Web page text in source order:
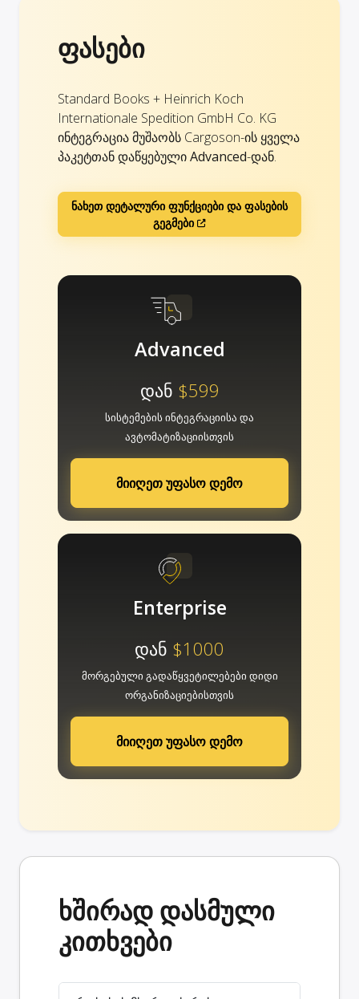
ფასები
Standard Books + Heinrich Koch
Internationale Spedition GmbH Co. KG
ინტეგრაცია მუშაობს Cargoson-ის ყველა
პაკეტთან დაწყებულიAdvanced-დან.
ნახეთ დეტალური ფუნქციები და ფასების
გეგმები
Advanced
დან $599
სისტემების ინტეგრაციისა და
ავტომატიზაციისთვის
მიიღეთ უფასო დემო
Enterprise
დან $1000
მორგებული გადაწყვეტილებები დიდი
ორგანიზაციებისთვის
მიიღეთ უფასო დემო
ხშირად დასმული
კითხვები